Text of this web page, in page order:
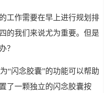
工作需要在早上进行规划排
的我们来说尤为重要。但是
？
“闪念胶囊”的功能可以帮助
了一颗独立的闪念胶囊按